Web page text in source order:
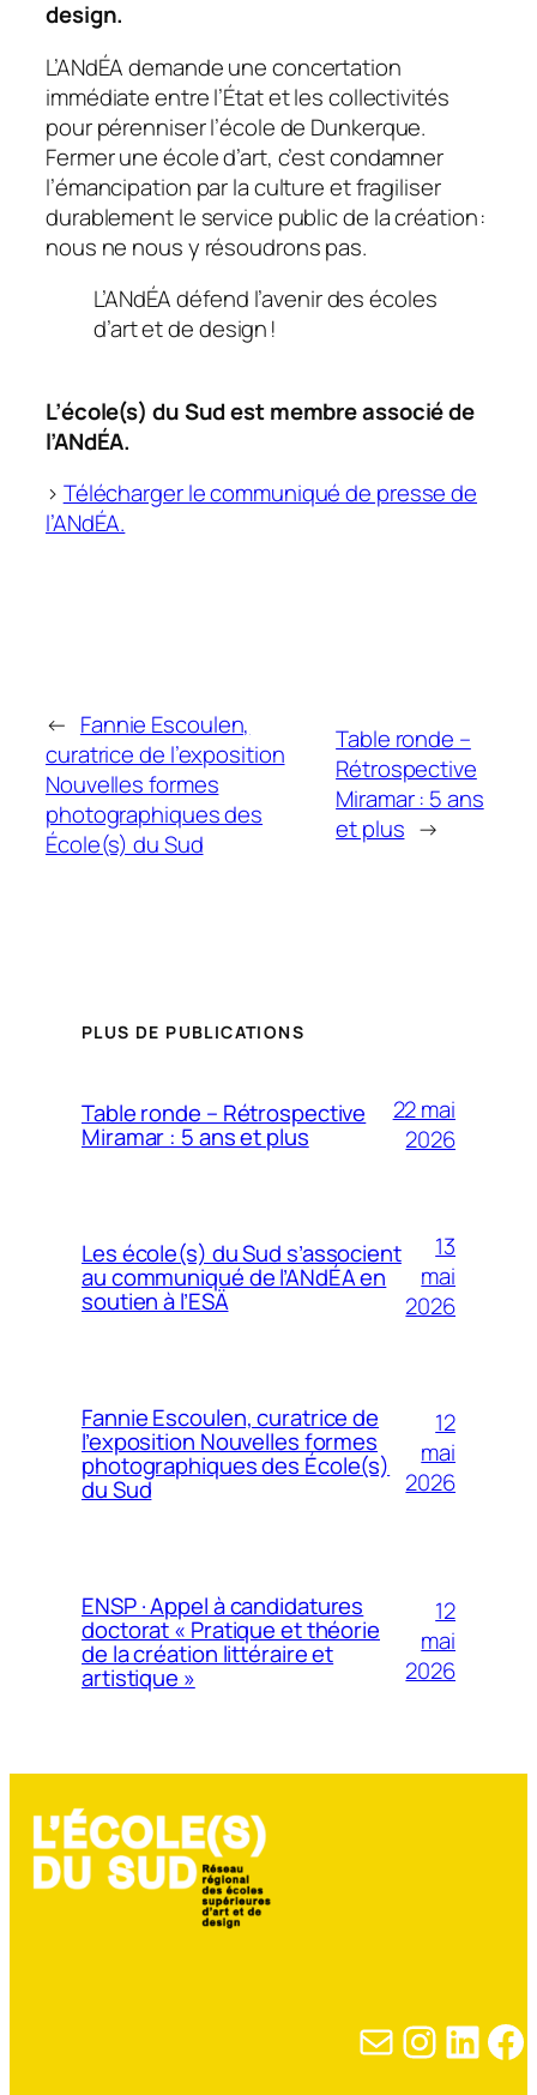
design.
L’ANdÉA demande une concertation
immédiate entre l’État et les collectivités
pour pérenniser l’école de Dunkerque.
Fermer une école d’art, c’est condamner
l’émancipation par la culture et fragiliser
durablement le service public de la création :
nous ne nous y résoudrons pas.
L’ANdÉA défend l’avenir des écoles
d’art et de design !
L’école(s) du Sud est membre associé de
l’ANdÉA.
> Télécharger le communiqué de presse de
l’ANdÉA.
← Fannie Escoulen,
curatrice de l’exposition
Nouvelles formes
photographiques des
École(s) du Sud
Table ronde –
Rétrospective
Miramar : 5 ans
et plus →
PLUS DE PUBLICATIONS
Table ronde – Rétrospective
Miramar : 5 ans et plus
22 mai
2026
Les école(s) du Sud s’associent
au communiqué de l’ANdÉA en
soutien à l’ESÄ
13
mai
2026
Fannie Escoulen, curatrice de
l’exposition Nouvelles formes
photographiques des École(s)
du Sud
12
mai
2026
ENSP · Appel à candidatures
doctorat « Pratique et théorie
de la création littéraire et
artistique »
12
mai
2026
E-mail Instagram LinkedIn Facebook